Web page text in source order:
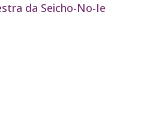
da Seicho-No-Ie